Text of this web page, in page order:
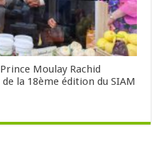
Moulay Rachid
la 18ème édition du SIAM